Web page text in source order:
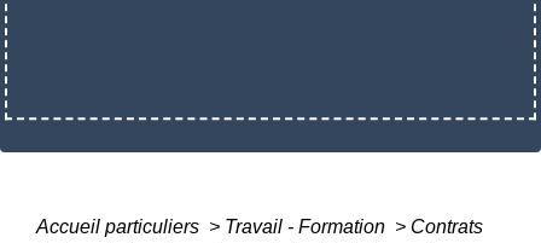
Accueil particuliers > Travail - Formation > Contrats